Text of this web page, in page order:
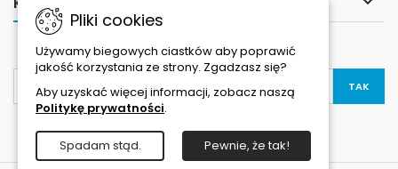
Pliki cookies
Używamy biegowych ciastków aby poprawić
jakość korzystania ze strony. Zgadzasz się?
Aby uzyskać więcej informacji, zobacz naszą
Politykę prywatności.
Spadam stąd. Pewnie, że tak!
NEWSLETTER